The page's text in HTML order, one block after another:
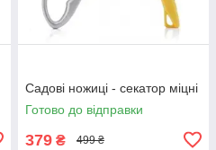
Садові ножиці - секатор міцні
Готово до відправки
379 ₴ 499 ₴